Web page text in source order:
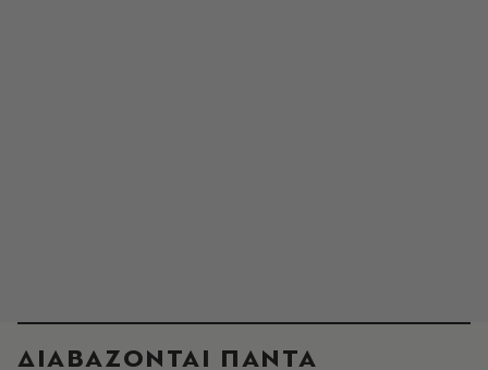
ΔΙΑΒΑΖΟΝΤΑΙ ΠΑΝΤΑ